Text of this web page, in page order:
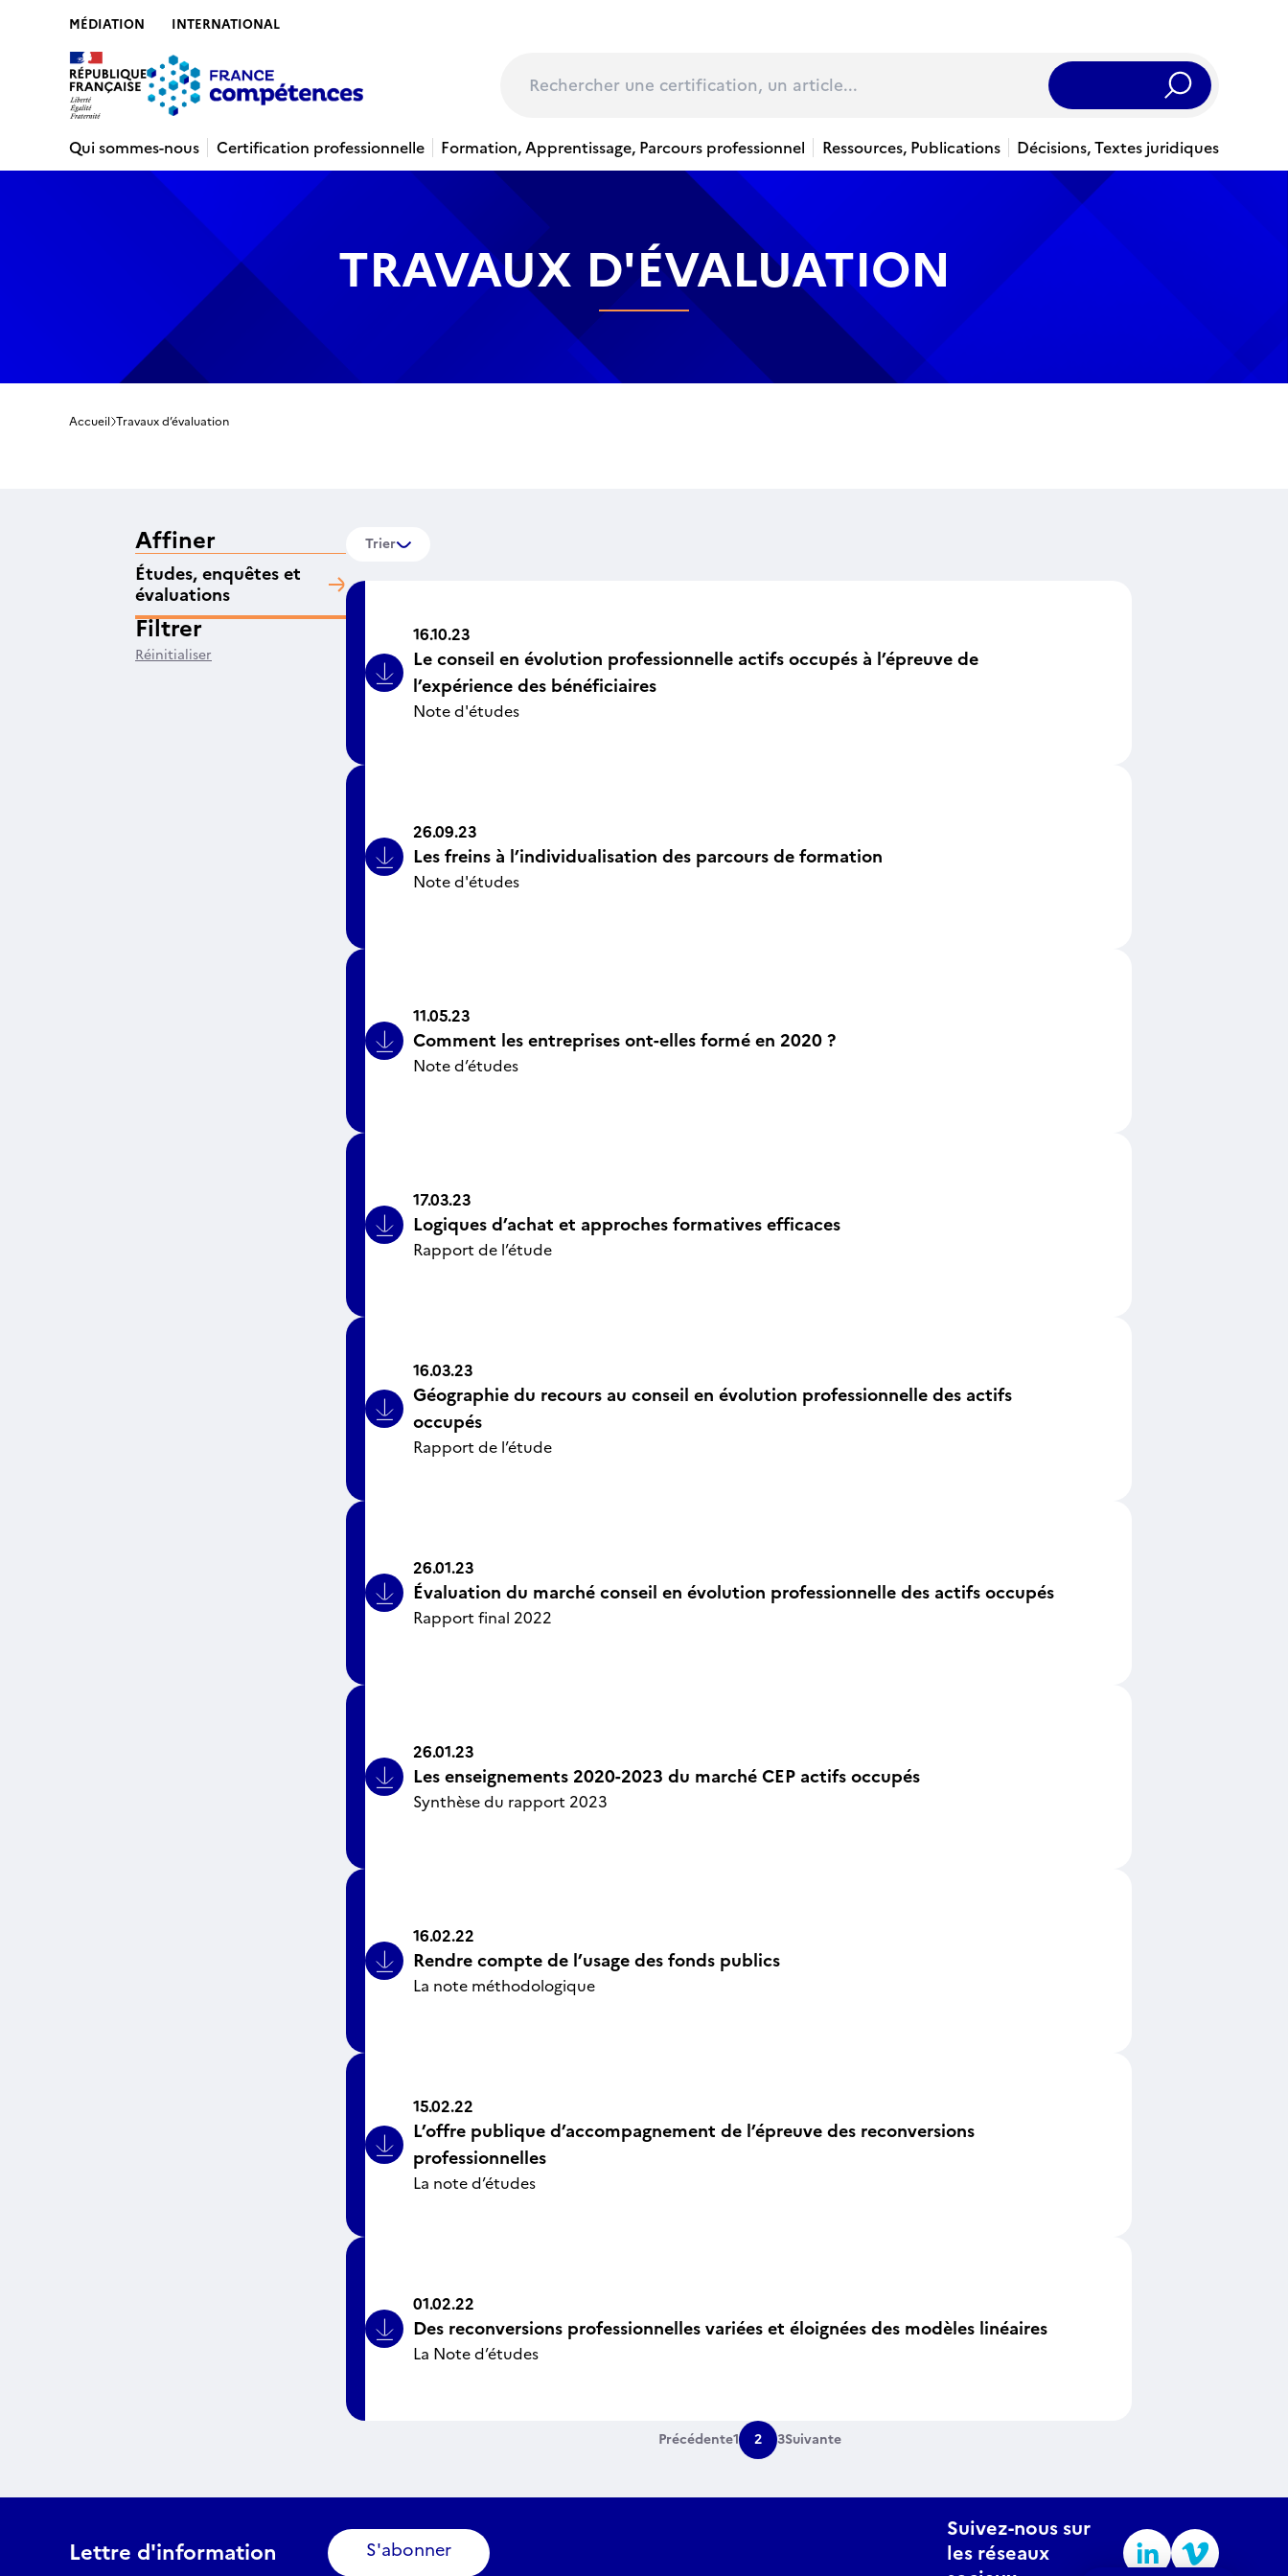
MÉDIATION INTERNATIONAL
Rechercher
Qui sommes-nous
Certification professionnelle Formation, Apprentissage, Parcours professionnel Ressources, Publications Décisions, Textes juridiques
TRAVAUX D'ÉVALUATION
Accueil Travaux d’évaluation
Affiner
Études, enquêtes et
évaluations
Filtrer
Réinitialiser
Trier
Bouton Icône
16.10.23
Le conseil en évolution professionnelle actifs occupés à l’épreuve de
l’expérience des bénéficiaires
Note d'études
Bouton Icône
26.09.23
Les freins à l’individualisation des parcours de formation
Note d'études
Bouton Icône
11.05.23
Comment les entreprises ont-elles formé en 2020 ?
Note d’études
Bouton Icône
17.03.23
Logiques d’achat et approches formatives efficaces
Rapport de l’étude
Bouton Icône
16.03.23
Géographie du recours au conseil en évolution professionnelle des actifs
occupés
Rapport de l’étude
Bouton Icône
26.01.23
Évaluation du marché conseil en évolution professionnelle des actifs occupés
Rapport final 2022
Bouton Icône
26.01.23
Les enseignements 2020-2023 du marché CEP actifs occupés
Synthèse du rapport 2023
Bouton Icône
16.02.22
Rendre compte de l’usage des fonds publics
La note méthodologique
Bouton Icône
15.02.22
L’offre publique d’accompagnement de l’épreuve des reconversions
professionnelles
La note d’études
Bouton Icône
01.02.22
Des reconversions professionnelles variées et éloignées des modèles linéaires
La Note d’études
Précédente1 2 3Suivante
Lettre d'information S'abonner
Suivez-nous sur
les réseaux